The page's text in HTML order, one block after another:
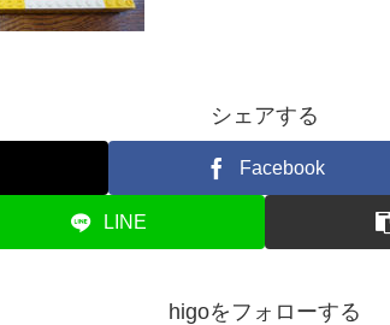
シェアする
Facebook
LINE
higoをフォローする